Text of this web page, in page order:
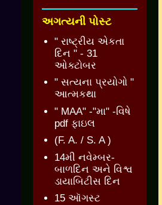
અગત્યની પોસ્ટ
" રાષ્ટ્રીય એકતા
દિન " - 31
ઓક્ટોબર
" સત્યના પ્રયોગો "
આત્મકથા
" MAA" -"મા" -વિષે
pdf ફાઇલ
(F. A. / S. A )
14મી નવેમ્બર-
બાળદિન અને વિશ્વ
ડાયાબિટીસ દિન
15 ઑગસ્ટ